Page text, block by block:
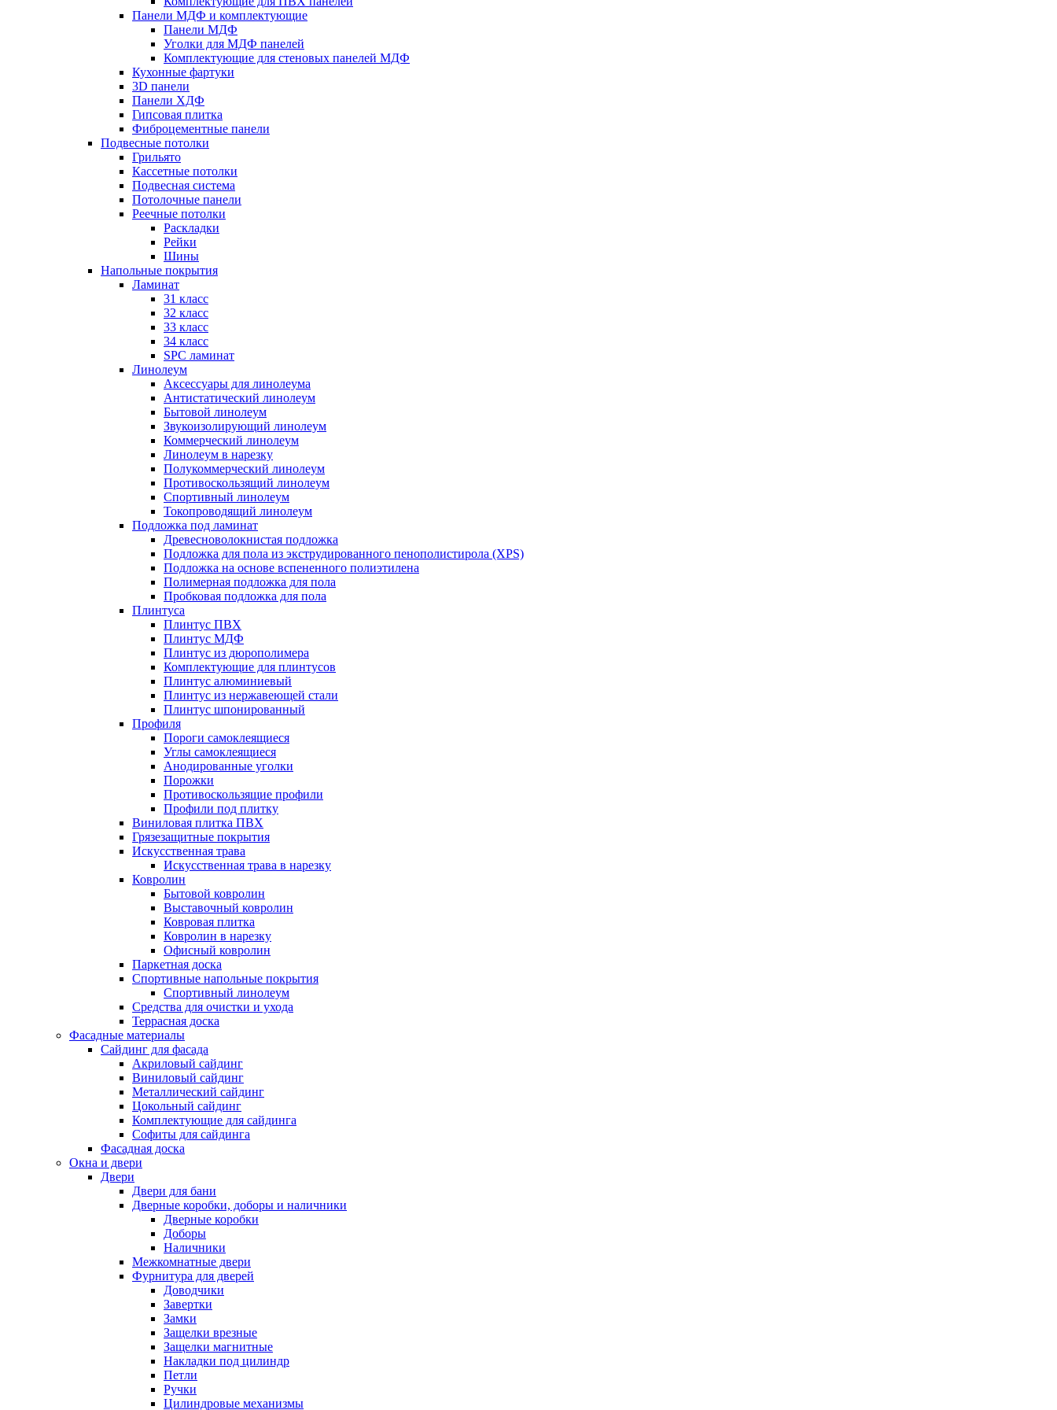
Панели МДФ и комплектующие
Панели МДФ
Уголки для МДФ панелей
Комплектующие для стеновых панелей МДФ
Кухонные фартуки
3D панели
Панели ХДФ
Гипсовая плитка
Фиброцементные панели
Подвесные потолки
Грильято
Кассетные потолки
Подвесная система
Потолочные панели
Реечные потолки
Раскладки
Рейки
Шины
Напольные покрытия
Ламинат
31 класс
32 класс
33 класс
34 класс
SPC ламинат
Линолеум
Аксессуары для линолеума
Антистатический линолеум
Бытовой линолеум
Звукоизолирующий линолеум
Коммерческий линолеум
Линолеум в нарезку
Полукоммерческий линолеум
Противоскользящий линолеум
Спортивный линолеум
Токопроводящий линолеум
Подложка под ламинат
Древесноволокнистая подложка
Подложка для пола из экструдированного пенополистирола (XPS)
Подложка на основе вспененного полиэтилена
Полимерная подложка для пола
Пробковая подложка для пола
Плинтуса
Плинтус ПВХ
Плинтус МДФ
Плинтус из дюрополимера
Комплектующие для плинтусов
Плинтус алюминиевый
Плинтус из нержавеющей стали
Плинтус шпонированный
Профиля
Пороги самоклеящиеся
Углы самоклеящиеся
Анодированные уголки
Порожки
Противоскользящие профили
Профили под плитку
Виниловая плитка ПВХ
Грязезащитные покрытия
Искусственная трава
Искусственная трава в нарезку
Ковролин
Бытовой ковролин
Выставочный ковролин
Ковровая плитка
Ковролин в нарезку
Офисный ковролин
Паркетная доска
Спортивные напольные покрытия
Спортивный линолеум
Средства для очистки и ухода
Террасная доска
Фасадные материалы
Сайдинг для фасада
Акриловый сайдинг
Виниловый сайдинг
Металлический сайдинг
Цокольный сайдинг
Комплектующие для сайдинга
Софиты для сайдинга
Фасадная доска
Окна и двери
Двери
Двери для бани
Дверные коробки, доборы и наличники
Дверные коробки
Доборы
Наличники
Межкомнатные двери
Фурнитура для дверей
Доводчики
Завертки
Замки
Защелки врезные
Защелки магнитные
Накладки под цилиндр
Петли
Ручки
Цилиндровые механизмы